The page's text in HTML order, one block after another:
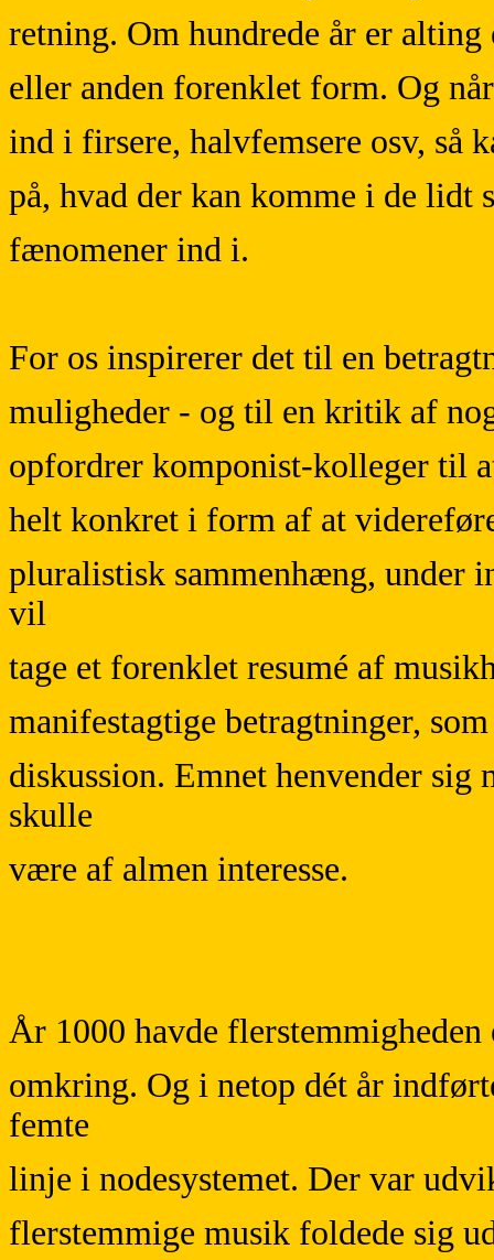
retning. Om hundrede år er
eller anden forenklet form. Og
ind i firsere, halvfemsere osv, så
på, hvad der kan komme i de lidt
fænomener ind i.
For os inspirerer det til en
muligheder - og til en kritik af
opfordrer komponist-kolleger til
helt konkret i form af at
pluralistisk sammenhæng, under
vil
tage et forenklet resumé af
manifestagtige betragtninger,
diskussion. Emnet henvender
skulle
være af almen interesse.
År 1000 havde
omkring. Og i netop dét år
femte
linje i nodesystemet. Der var
flerstemmige musik foldede sig